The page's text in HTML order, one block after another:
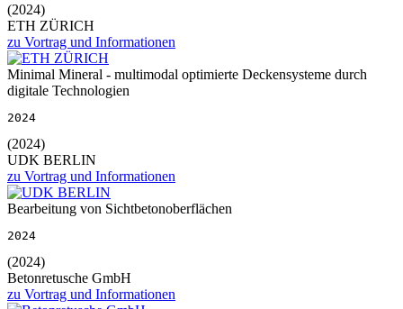
(2024)
ETH ZÜRICH
zu Vortrag und Informationen
Minimal Mineral - multimodal optimierte Deckensysteme durch
digitale Technologien
2024
(2024)
UDK BERLIN
zu Vortrag und Informationen
Bearbeitung von Sichtbetonoberflächen
2024
(2024)
Betonretusche GmbH
zu Vortrag und Informationen